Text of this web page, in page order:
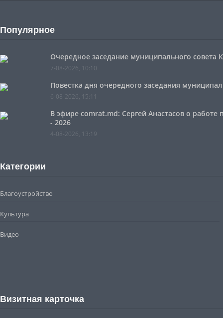
Популярное
Очередное заседание муниципального совета
7-08-2026, 10:10
Повестка дня очередного заседания
6-08-2026, 15:11
В эфире comrat.md: Сергей Анастасов о
- 2026
4-08-2026, 13:19
Категории
Благоустройство
Культура
Видео
Визитная карточка